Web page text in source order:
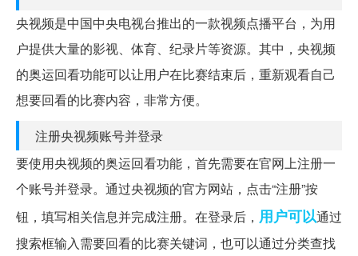
央视频是中国中央电视台推出的一款视频点播平台，为用
户提供大量的影视、体育、纪录片等资源。其中，央视频
的奥运回看功能可以让用户在比赛结束后，重新观看自己
想要回看的比赛内容，非常方便。
注册央视频账号并登录
要使用央视频的奥运回看功能，首先需要在官网上注册一
个账号并登录。通过央视频的官方网站，点击“注册”按
钮，填写相关信息并完成注册。在登录后， 用户可以通过
搜索框输入需要回看的比赛关键词，也可以通过分类查找